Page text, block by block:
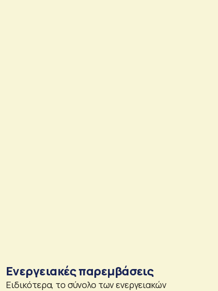
Ενεργειακές παρεμβάσεις
Ειδικότερα, το σύνολο των ενεργειακών